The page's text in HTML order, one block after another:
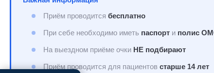
Приём проводится бесплатно
При себе необходимо иметь паспорт и полис
На выездном приёме очки НЕ подбирают
Приём проводится для пациентов старше 14 лет